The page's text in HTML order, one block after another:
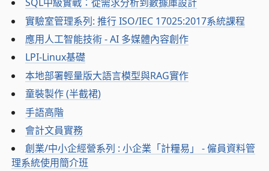
實驗室管理系列: 推行 ISO/IEC 17025:2017系統課程
應用人工智能技術 - AI 多媒體內容創作
LPI-Linux基礎
本地部署輕量版大語言模型與RAG實作
童裝製作 (半截裙)
手語高階
會計文員實務
創業/中小企經營系列 : 小企業「計糧易」 - 僱員資料管
理系統使用簡介班